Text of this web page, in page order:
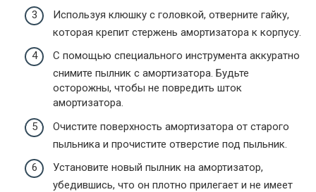
Используя клюшку с головкой, отверните гайку,
которая крепит стержень амортизатора к корпусу.
С помощью специального инструмента аккуратно
снимите пылник с амортизатора. Будьте
осторожны, чтобы не повредить шток
амортизатора.
Очистите поверхность амортизатора от старого
пыльника и прочистите отверстие под пыльник.
Установите новый пылник на амортизатор,
убедившись, что он плотно прилегает и не имеет